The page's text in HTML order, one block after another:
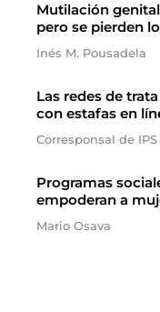
Mutilación
pero se pierden
Inés M. Pousadela
Las redes de
con estafas en
Corresponsal de IPS
Programas
empoderan a
Mario Osava